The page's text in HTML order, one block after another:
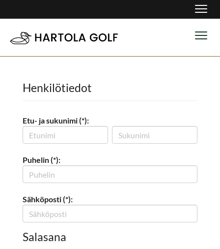
Henkilötiedot
Etu- ja sukunimi (*):
Puhelin (*):
Sähköposti (*):
Salasana